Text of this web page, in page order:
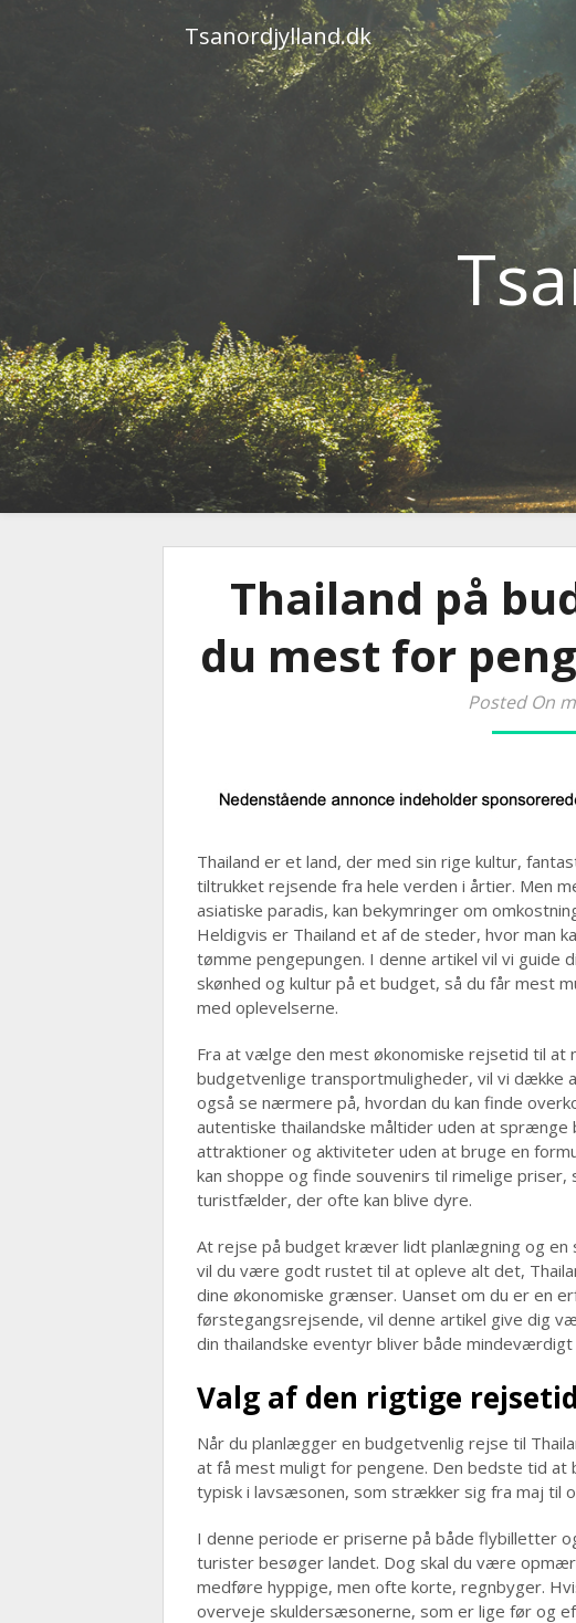
Tsanordjylland.dk
Thailand på
du mest for
Posted On
Thailand er et land, der med sin rige kultur,
tiltrukket rejsende fra hele verden i årtier. Men
asiatiske paradis, kan bekymringer om
Heldigvis er Thailand et af de steder, hvor man
tømme pengepungen. I denne artikel vil vi guide
skønhed og kultur på et budget, så du får mest
med oplevelserne.
Fra at vælge den mest økonomiske rejsetid til at
budgetvenlige transportmuligheder, vil vi dække
også se nærmere på, hvordan du kan finde
autentiske thailandske måltider uden at
attraktioner og aktiviteter uden at bruge en
kan shoppe og finde souvenirs til rimelige priser,
turistfælder, der ofte kan blive dyre.
At rejse på budget kræver lidt planlægning og
vil du være godt rustet til at opleve alt det,
dine økonomiske grænser. Uanset om du er en
førstegangsrejsende, vil denne artikel give dig
din thailandske eventyr bliver både mindeværdigt
Valg af den rigtige rejsetid
Når du planlægger en budgetvenlig rejse til
at få mest muligt for pengene. Den bedste tid
typisk i lavsæsonen, som strækker sig fra maj til
I denne periode er priserne på både flybilletter
turister besøger landet. Dog skal du være
medføre hyppige, men ofte korte, regnbyger.
overveje skuldersæsonerne, som er lige før og